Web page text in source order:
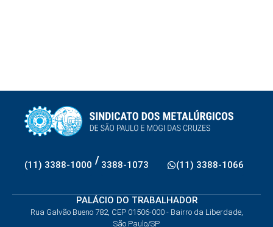
(11) 3388-1000 / 3388-1073 (11) 3388-1066
PALÁCIO DO TRABALHADOR
Rua Galvão Bueno 782, CEP 01506-000 - Bairro da Liberdade,
São Paulo/SP